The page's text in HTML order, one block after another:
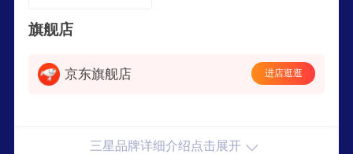
旗舰店
京东旗舰店 进店逛逛
三星品牌详细介绍点击展开